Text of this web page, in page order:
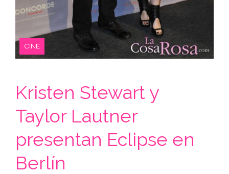
CINE
Kristen Stewart y
Taylor Lautner
presentan Eclipse en
Berlín